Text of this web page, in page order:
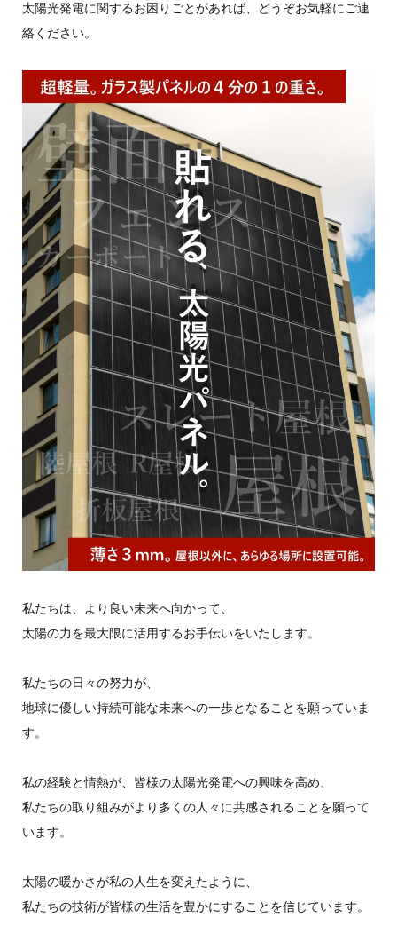
太陽光発電に関するお困りごとがあれば、どうぞお気軽にご連
絡ください。
私たちは、より良い未来へ向かって、
太陽の力を最大限に活用するお手伝いをいたします。
私たちの日々の努力が、
地球に優しい持続可能な未来への一歩となることを願っていま
す。
私の経験と情熱が、皆様の太陽光発電への興味を高め、
私たちの取り組みがより多くの人々に共感されることを願って
います。
太陽の暖かさが私の人生を変えたように、
私たちの技術が皆様の生活を豊かにすることを信じています。